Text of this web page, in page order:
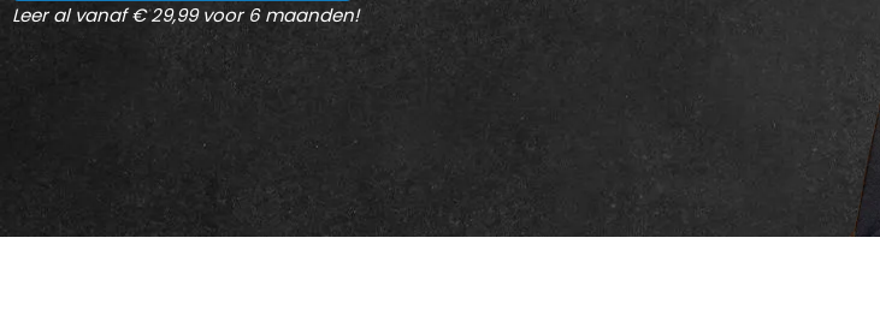
Leer al vanaf € 29,99 voor 6 maanden!